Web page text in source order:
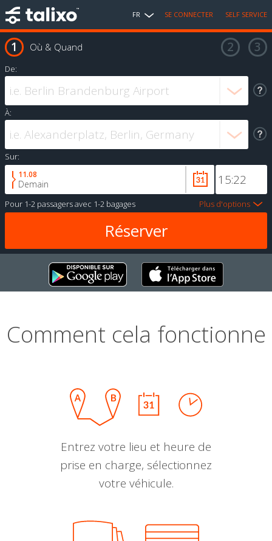
FR SE CONNECTER SELF SERVICE
Où & Quand
De:
À:
Sur:
11.08
Demain
Pour 1-2 passagersavec 1-2 bagages Plus d'options
Comment cela fonctionne
Entrez votre lieu et heure de
prise en charge, sélectionnez
votre véhicule.